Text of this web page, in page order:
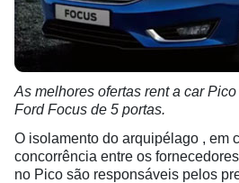
As melhores ofertas rent a car
Ford Focus de 5 portas.
O isolamento do arquipélago , em
concorrência entre os
no Pico são responsáveis pelos